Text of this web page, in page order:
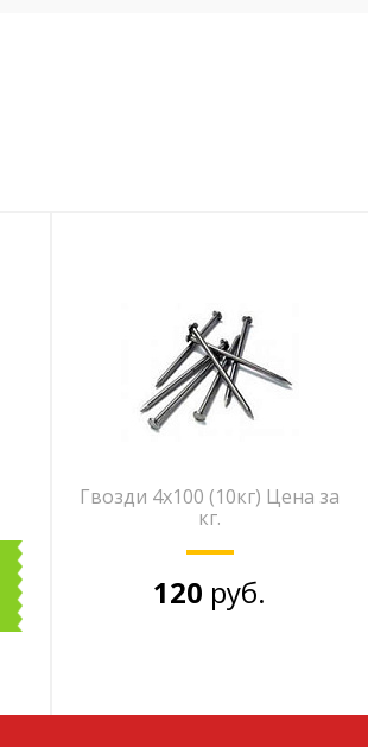
Гвозди 4х100 (10кг) Цена за
кг.
120 руб.